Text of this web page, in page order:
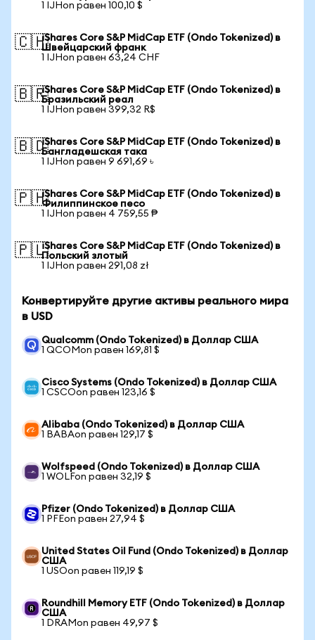
1 IJHon равен 100,10 $
🇨🇭iShares Core S&P MidCap ETF (Ondo Tokenized) в
Швейцарский франк
1 IJHon равен 63,24 CHF
🇧🇷iShares Core S&P MidCap ETF (Ondo Tokenized) в
Бразильский реал
1 IJHon равен 399,32 R$
🇧🇩iShares Core S&P MidCap ETF (Ondo Tokenized) в
Бангладешская така
1 IJHon равен 9 691,69 ৳
🇵🇭iShares Core S&P MidCap ETF (Ondo Tokenized) в
Филиппинское песо
1 IJHon равен 4 759,55 ₱
🇵🇱iShares Core S&P MidCap ETF (Ondo Tokenized) в
Польский злотый
1 IJHon равен 291,08 zł
Конвертируйте другие активы реального мира
в USD
Qualcomm (Ondo Tokenized) в Доллар США
1 QCOMon равен 169,81 $
Cisco Systems (Ondo Tokenized) в Доллар США
1 CSCOon равен 123,16 $
Alibaba (Ondo Tokenized) в Доллар США
1 BABAon равен 129,17 $
Wolfspeed (Ondo Tokenized) в Доллар США
1 WOLFon равен 32,19 $
Pfizer (Ondo Tokenized) в Доллар США
1 PFEon равен 27,94 $
United States Oil Fund (Ondo Tokenized) в Доллар
США
1 USOon равен 119,19 $
Roundhill Memory ETF (Ondo Tokenized) в Доллар
США
1 DRAMon равен 49,97 $